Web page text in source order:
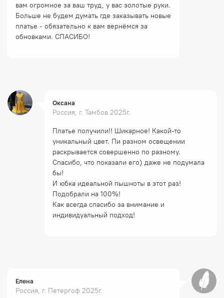
вам огромное за ваш труд, у вас золотые руки.
Больше не будем думать где заказывать новые
платье - обязательно к вам вернёмся за
обновками. СПАСИБО!
Оксана
Россия, г. Тамбов 2025г.
Платье получили!! Шикарное! Какой-то
уникальный цвет. Пи разном освещении
раскрывается совершенно по разному.
Спасибо, что показали его) даже не подумала
бы!
И юбка идеальной пышноты в этот раз!
Подобрали на 100%!
Как всегда спасибо за внимание и
индивидуальный подход!
Елена
Россия, г. Петергоф 2025г.